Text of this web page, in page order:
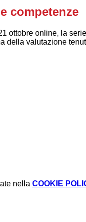
competenze
ottobre online, la
della valutazione
nella COOKIE